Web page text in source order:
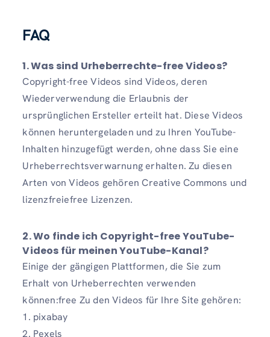
FAQ
1. Was sind Urheberrechte-free Videos?
Copyright-free Videos sind Videos, deren
Wiederverwendung die Erlaubnis der
ursprünglichen Ersteller erteilt hat. Diese Videos
können heruntergeladen und zu Ihren YouTube-
Inhalten hinzugefügt werden, ohne dass Sie eine
Urheberrechtsverwarnung erhalten. Zu diesen
Arten von Videos gehören Creative Commons und
lizenzfreiefree Lizenzen.
2. Wo finde ich Copyright-free YouTube-
Videos für meinen YouTube-Kanal?
Einige der gängigen Plattformen, die Sie zum
Erhalt von Urheberrechten verwenden
können:free Zu den Videos für Ihre Site gehören:
1. pixabay
2. Pexels